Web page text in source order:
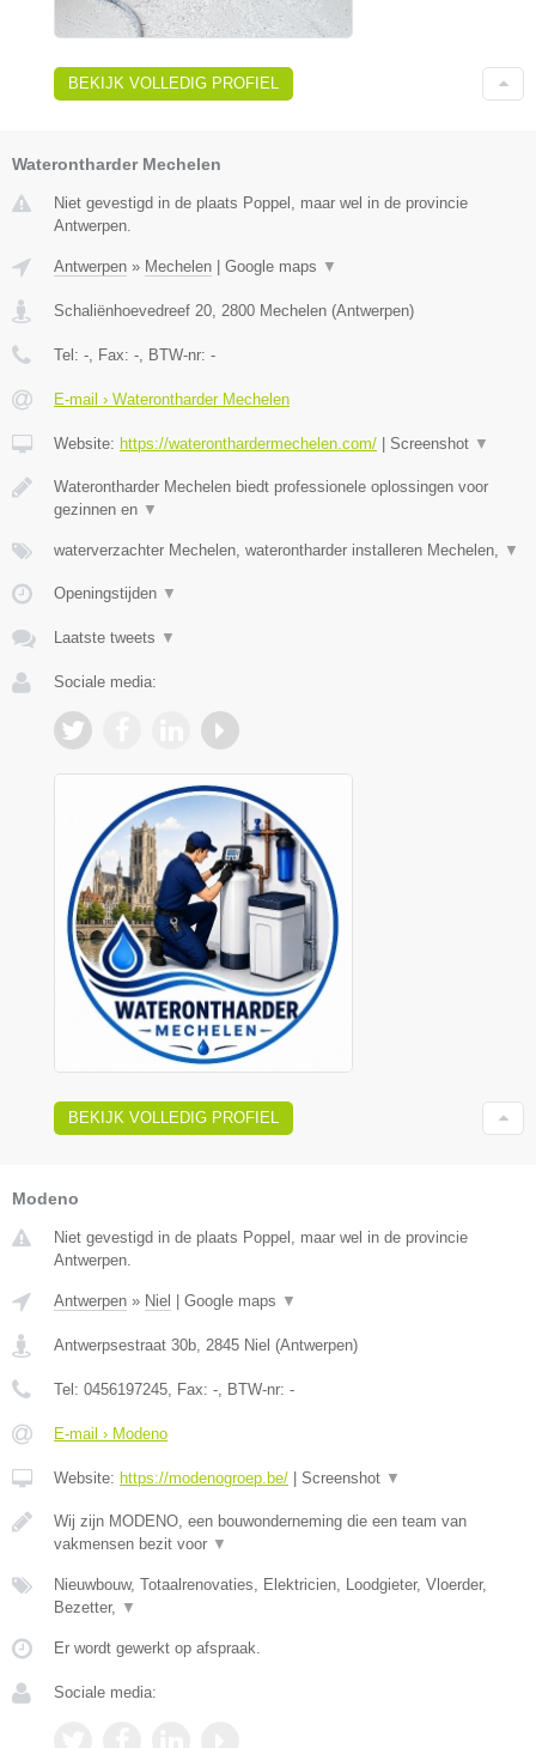
BEKIJK VOLLEDIG PROFIEL
Waterontharder Mechelen
Niet gevestigd in de plaats Poppel, maar wel in de provincie
Antwerpen.
Antwerpen » Mechelen Google maps ▼
Schaliënhoevedreef 20, 2800 Mechelen (Antwerpen)
Tel: -, Fax: -, BTW-nr: -
E-mail › Waterontharder Mechelen
Website: https://wateronthardermechelen.com/ Screenshot ▼
Waterontharder Mechelen biedt professionele oplossingen voor
gezinnen en ▼
waterverzachter Mechelen, waterontharder installeren Mechelen, ▼
Openingstijden ▼
Laatste tweets ▼
Sociale media:
BEKIJK VOLLEDIG PROFIEL
Modeno
Niet gevestigd in de plaats Poppel, maar wel in de provincie
Antwerpen.
Antwerpen » Niel Google maps ▼
Antwerpsestraat 30b, 2845 Niel (Antwerpen)
Tel: 0456197245, Fax: -, BTW-nr: -
E-mail › Modeno
Website: https://modenogroep.be/ Screenshot ▼
Wij zijn MODENO, een bouwonderneming die een team van
vakmensen bezit voor ▼
Nieuwbouw, Totaalrenovaties, Elektricien, Loodgieter, Vloerder,
Bezetter, ▼
Er wordt gewerkt op afspraak.
Sociale media: